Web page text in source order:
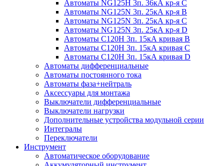
Автоматы NG125H 3п. 36кА кр-я C
Автоматы NG125N 3п. 25кА кр-я B
Автоматы NG125N 3п. 25кА кр-я C
Автоматы NG125N 3п. 25кА кр-я D
Автоматы С120Н 3п. 15кА кривая B
Автоматы С120Н 3п. 15кА кривая C
Автоматы С120Н 3п. 15кА кривая D
Автоматы дифференциальные
Автоматы постоянного тока
Автоматы фаза+нейтраль
Аксессуары для монтажа
Выключатели дифференциальные
Выключатели нагрузки
Дополнительные устройства модульной серии
Интегралы
Переключатели
Инструмент
Автоматическое оборудование